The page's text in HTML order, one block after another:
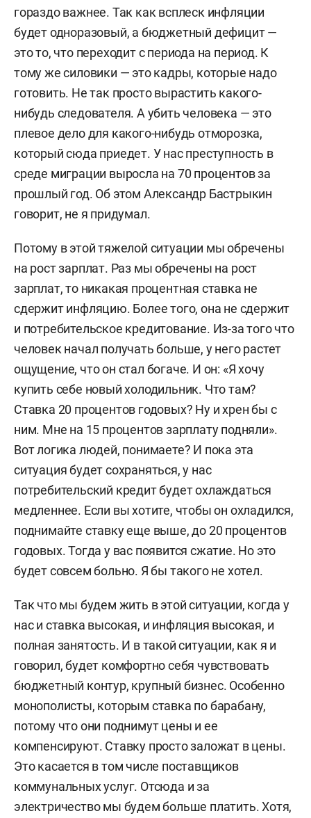
гораздо важнее. Так как всплеск инфляции
будет одноразовый, а бюджетный дефицит —
это то, что переходит с периода на период. К
тому же силовики — это кадры, которые надо
готовить. Не так просто вырастить какого-
нибудь следователя. А убить человека — это
плевое дело для какого-нибудь отморозка,
который сюда приедет. У нас преступность в
среде миграции выросла на 70 процентов за
прошлый год. Об этом Александр Бастрыкин
говорит, не я придумал.
Потому в этой тяжелой ситуации мы обречены
на рост зарплат. Раз мы обречены на рост
зарплат, то никакая процентная ставка не
сдержит инфляцию. Более того, она не сдержит
и потребительское кредитование. Из-за того что
человек начал получать больше, у него растет
ощущение, что он стал богаче. И он: «Я хочу
купить себе новый холодильник. Что там?
Ставка 20 процентов годовых? Ну и хрен бы с
ним. Мне на 15 процентов зарплату подняли».
Вот логика людей, понимаете? И пока эта
ситуация будет сохраняться, у нас
потребительский кредит будет охлаждаться
медленнее. Если вы хотите, чтобы он охладился,
поднимайте ставку еще выше, до 20 процентов
годовых. Тогда у вас появится сжатие. Но это
будет совсем больно. Я бы такого не хотел.
Так что мы будем жить в этой ситуации, когда у
нас и ставка высокая, и инфляция высокая, и
полная занятость. И в такой ситуации, как я и
говорил, будет комфортно себя чувствовать
бюджетный контур, крупный бизнес. Особенно
монополисты, которым ставка по барабану,
потому что они поднимут цены и ее
компенсируют. Ставку просто заложат в цены.
Это касается в том числе поставщиков
коммунальных услуг. Отсюда и за
электричество мы будем больше платить. Хотя,